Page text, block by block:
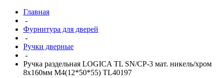
Главная
-
Фурнитура для дверей
-
Ручки дверные
-
Ручка раздельная LOGICA TL SN/CP-3 мат. никель/хром
8x160мм M4(12*50*55) TL40197